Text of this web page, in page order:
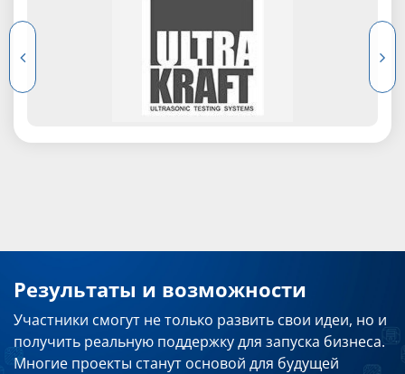
Результаты и возможности
Участники смогут не только развить свои идеи, но и
получить реальную поддержку для запуска бизнеса.
Многие проекты станут основой для будущей